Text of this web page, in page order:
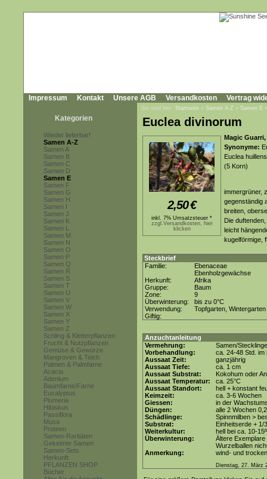
Impressum Kontakt Unsere AGB Versandkosten Vertrag
Kategorien
Wieder lieferbar!
Samen A-Z
Samen A
Samen B
Samen C
Samen D
Samen E
Samen F
Samen G
Samen H
Samen I
Samen J
Samen K
Samen L
Samen M
Samen N
Samen O
Samen P
Samen Q
Samen R
Samen S
Samen T
Samen U
Samen V
Samen W
Samen X
Samen Y
Samen Z
Schling & Kletterpflanzen
Frucht & Nutzpflanzen
Gemüse & Gewürze
Mangroven & Teich
Palmen & Palmfarne
Acacia
Adenium
Baumfarne/Farne
Eucalyptus
Plumeria
Hibiskus
Passiflora
Musa
Proteen
Samen-Raritäten
Gekeimte Samen
Samen-Sets
Herkunft
PFLANZEN SHOP
Bücher
Sie sind hier: Startseite » Samen A-Z » Samen E
Euclea divinorum
2,50€
inkl. 7% Umsatzsteuer *
zzgl.Versandkosten, hier
klicken
Magic
Synonyme:
Euclea
(5 Korn)
immergrüner,
gegenständig
breiten,
Die
leicht
kugelförmige,
Steckbrief
Familie:
Ebenaceae
Ebenholzgewächse
Herkunft:
Afrika
Gruppe:
Baum
Zone:
9
Überwinterung:
bis zu 0°C
Verwendung:
Topfgarten, Wintergarten
Giftig:
Anzuchtanleitung
Vermehrung:
Samen/Stecklinge
Vorbehandlung:
ca. 24-48 Std. im
Aussaat Zeit:
ganzjährig
Aussaat Tiefe:
ca. 1 cm
Aussaat Substrat:
Kokohum oder
Aussaat Temperatur:
ca. 25°C
Aussaat Standort:
hell + konstant
Keimzeit:
ca. 3-6 Wochen
Giessen:
in der
Düngen:
alle 2 Wochen
Schädlinge:
Spinnmilben >
Substrat:
Einheitserde + 1/
Weiterkultur:
hell bei ca. 10-
Überwinterung:
Ältere
Wurzelballen
Anmerkung:
wind- und
Dienstag, 27. März